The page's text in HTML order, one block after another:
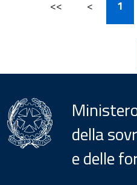
<< < 1
della
e delle